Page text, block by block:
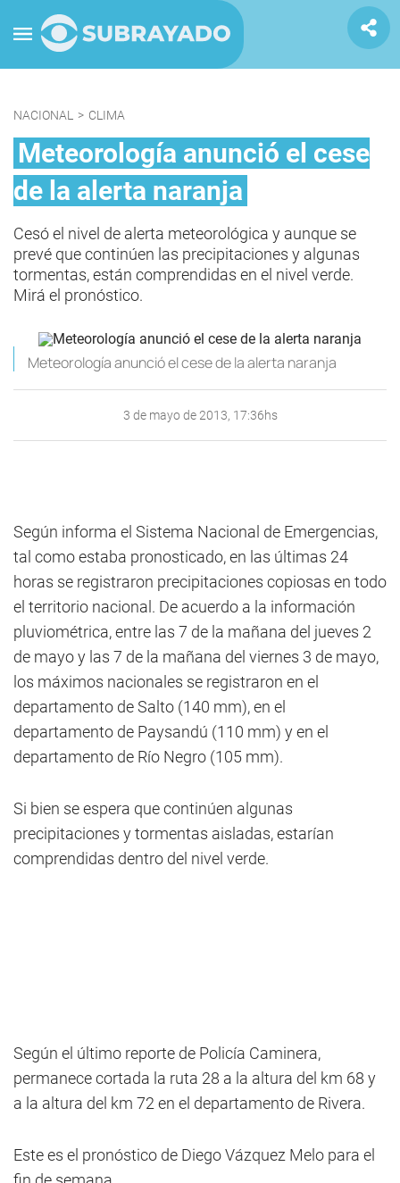
NACIONAL > CLIMA
Meteorología anunció el cese
de la alerta naranja
Cesó el nivel de alerta meteorológica y aunque se
prevé que continúen las precipitaciones y algunas
tormentas, están comprendidas en el nivel verde.
Mirá el pronóstico.
Meteorología anunció el cese de la alerta naranja
3 de mayo de 2013, 17:36hs
Según informa el Sistema Nacional de Emergencias,
tal como estaba pronosticado, en las últimas 24
horas se registraron precipitaciones copiosas en todo
el territorio nacional. De acuerdo a la información
pluviométrica, entre las 7 de la mañana del jueves 2
de mayo y las 7 de la mañana del viernes 3 de mayo,
los máximos nacionales se registraron en el
departamento de Salto (140 mm), en el
departamento de Paysandú (110 mm) y en el
departamento de Río Negro (105 mm).
Si bien se espera que continúen algunas
precipitaciones y tormentas aisladas, estarían
comprendidas dentro del nivel verde.
Según el último reporte de Policía Caminera,
permanece cortada la ruta 28 a la altura del km 68 y
a la altura del km 72 en el departamento de Rivera.
Este es el pronóstico de Diego Vázquez Melo para el